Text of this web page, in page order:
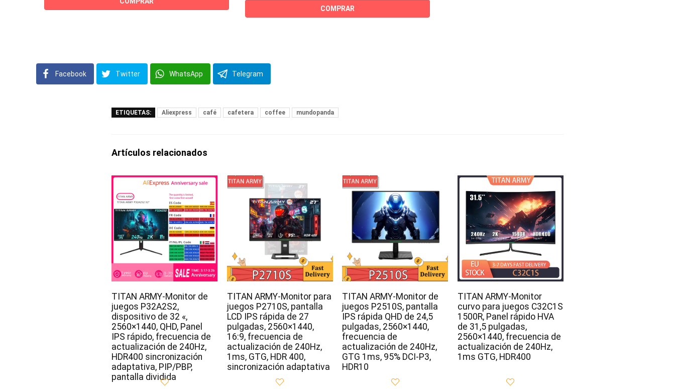
COMPRAR
Facebook Twitter WhatsApp Telegram
ETIQUETAS: Aliexpress café cafetera coffee mundopanda
Artículos relacionados
TITAN ARMY-Monitor de
juegos P32A2S2,
dispositivo de 32 «,
2560×1440, QHD, Panel
IPS rápido, frecuencia de
actualización de 240Hz,
HDR400 sincronización
adaptativa, PIP/PBP,
pantalla dividida
TITAN ARMY-Monitor para
juegos P2710S, pantalla
LCD IPS rápida de 27
pulgadas, 2560×1440,
16:9, frecuencia de
actualización de 240Hz,
1ms, GTG, HDR 400,
sincronización adaptativa
TITAN ARMY-Monitor de
juegos P2510S, pantalla
IPS rápida QHD de 24,5
pulgadas, 2560×1440,
frecuencia de
actualización de 240Hz,
GTG 1ms, 95% DCI-P3,
HDR10
TITAN ARMY-Monitor
curvo para juegos C32C1S
1500R, Panel rápido HVA
de 31,5 pulgadas,
2560×1440, frecuencia de
actualización de 240Hz,
1ms GTG, HDR400